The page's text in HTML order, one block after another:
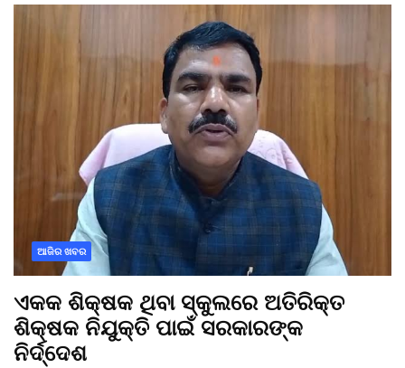
ଆଜିର ଖବର
ଏକକ ଶିକ୍ଷକ ଥିବା ସ୍କୁଲରେ ଅତିରିକ୍ତ
ଶିକ୍ଷକ ନିଯୁକ୍ତି ପାଇଁ ସରକାରଙ୍କ
ନିର୍ଦ୍ଦେଶ